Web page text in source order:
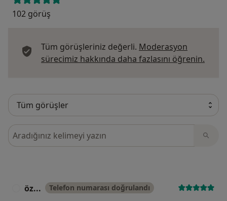
102 görüş
Tüm görüşleriniz değerli. Moderasyon
sürecimiz hakkında daha fazlasını öğrenin.
Görüşler içerisinde ara
öz... Telefon numarası doğrulandı